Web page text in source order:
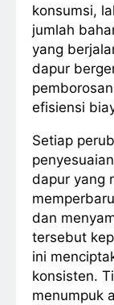
konsumsi,
jumlah
yang
dapur
efisiensi
Setiap
dapur yang
dan
tersebut
ini
konsisten.
menumpuk